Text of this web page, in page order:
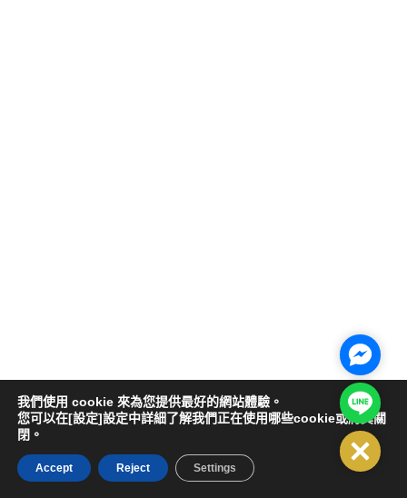
我們使用 cookie 來為您提供最好的網站體驗。
您可以在[設定]設定中詳細了解我們正在使用哪些cookie或將其關
閉。
Accept Reject Settings
Line@
Close